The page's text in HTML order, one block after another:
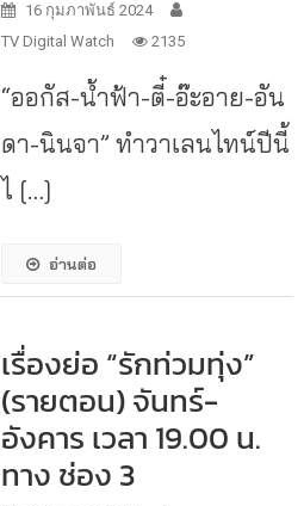
16 กุมภาพันธ์ 2024
TV Digital Watch
2135
“ออกัส-น้ำฟ้า-ตี๋-อ๊ะอาย-อัน
ดา-นินจา” ทำวาเลนไทน์ปีนี้
ไ […]
อ่านต่อ
เรื่องย่อ “รักท่วมทุ่ง”
(รายตอน) จันทร์-
อังคาร เวลา 19.00 น.
ทาง ช่อง 3